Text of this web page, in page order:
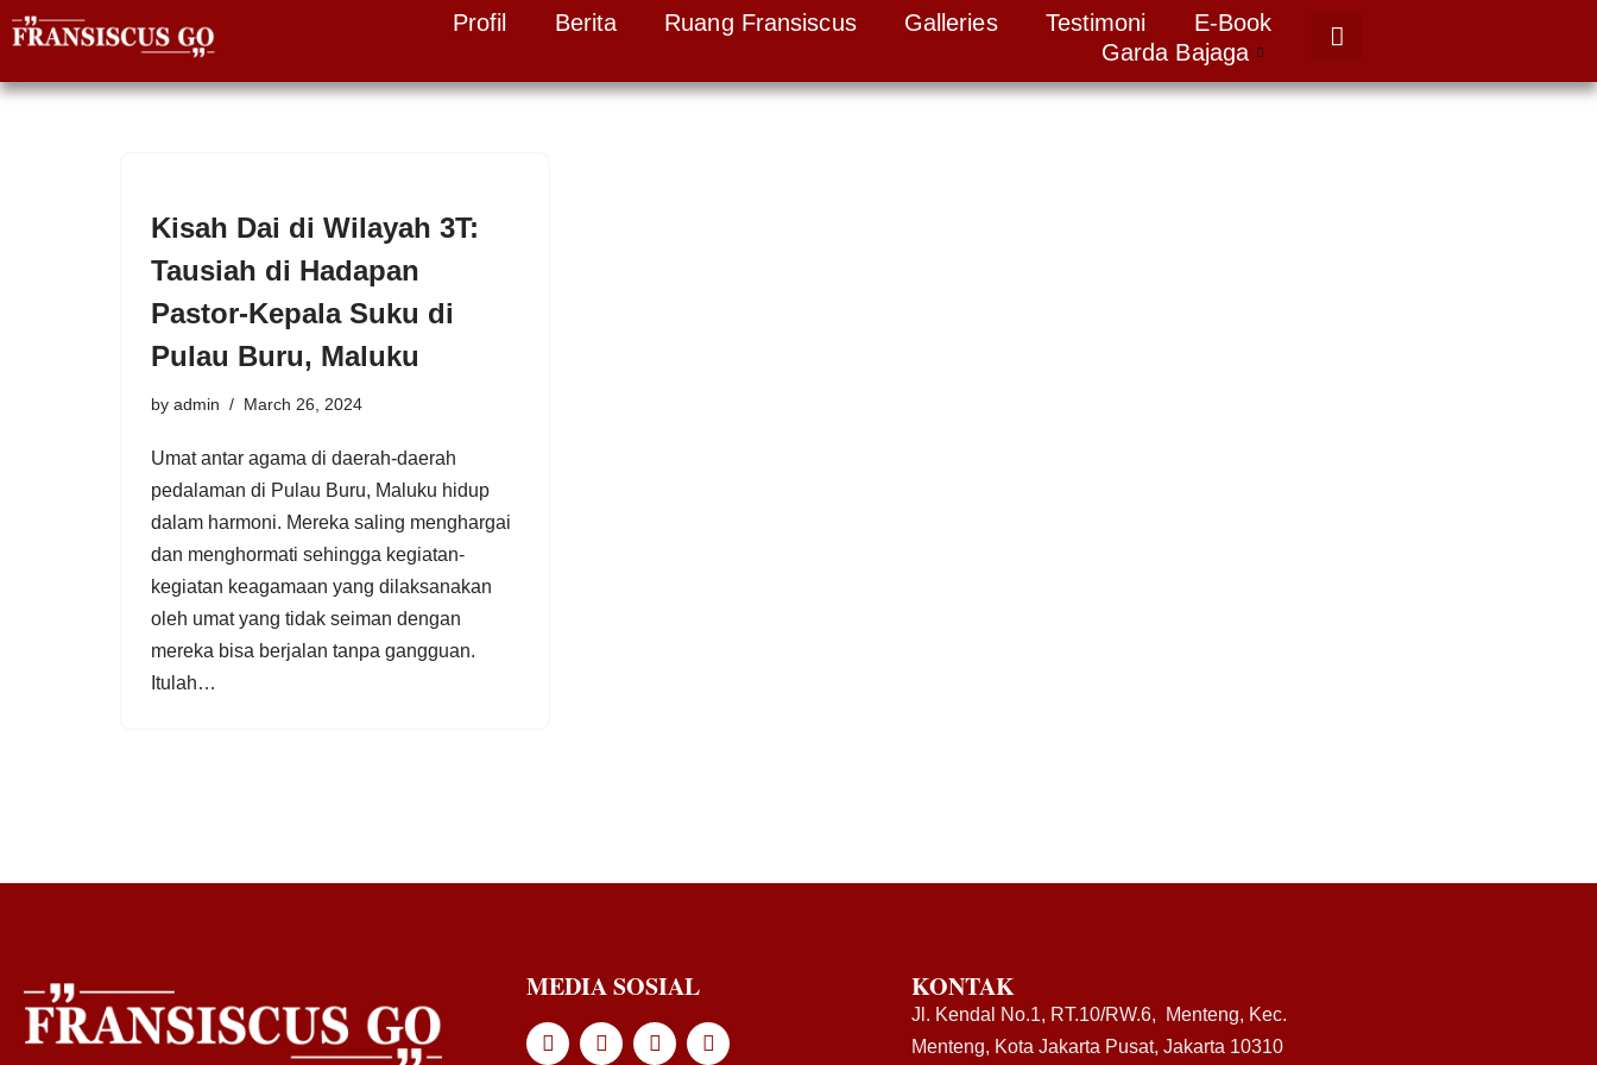
to
Profil Berita Ruang Fransiscus Galleries Testimoni
E-Book
Garda Bajaga
Kisah Dai di Wilayah 3T:
Tausiah di Hadapan
Pastor-Kepala Suku di
Pulau Buru, Maluku
by admin March 26, 2024
Umat antar agama di daerah-daerah
pedalaman di Pulau Buru, Maluku hidup
dalam harmoni. Mereka saling menghargai
dan menghormati sehingga kegiatan-
kegiatan keagamaan yang dilaksanakan
oleh umat yang tidak seiman dengan
mereka bisa berjalan tanpa gangguan.
Itulah…
MEDIA SOSIAL KONTAK
Jl. Kendal No.1, RT.10/RW.6, Menteng, Kec.
Menteng, Kota Jakarta Pusat, Jakarta 10310